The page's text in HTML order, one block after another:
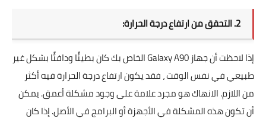
2. التحقق من ارتفاع درجة الحرارة:
إذا لاحظت أن جهاز Galaxy A90 الخاص بك كان بطيئًا ودافئًا بشكل غير
طبيعي في نفس الوقت ، فقد يكون ارتفاع درجة الحرارة فيه أكثر
من اللازم. الانهاك هو مجرد علامة على وجود مشكلة أعمق. يمكن
أن تكون هذه المشكلة في الأجهزة أو البرامج في الأصل. إذا كان